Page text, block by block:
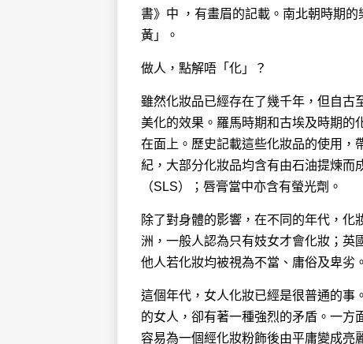
書》中 ，有畫眉的記載。南北朝時期
黃」。
做人，點解唔「化」？
雖然化妝品已經存在了幾千年，但自古
美化的效果。羅馬時期和古埃及時期的
在面上。歷史記載這些化妝品的使用，
紀，大部分化妝品均含有由石油提煉而
（SLS）；唇膏當中亦含有螢光劑。
除了對身體的影響，在不同的年代，
洲，一般人認為只有妓女才會化妝；英
他人若化妝均被視為不當、庸俗及卑劣。
這個年代，女人化妝已經是很普通的事
的女人，卻有著一種強烈的矛盾。一方
容易為一個經化妝粉飾後由平庸變成亮